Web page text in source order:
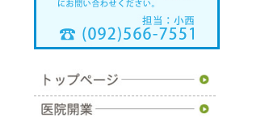
トップページ